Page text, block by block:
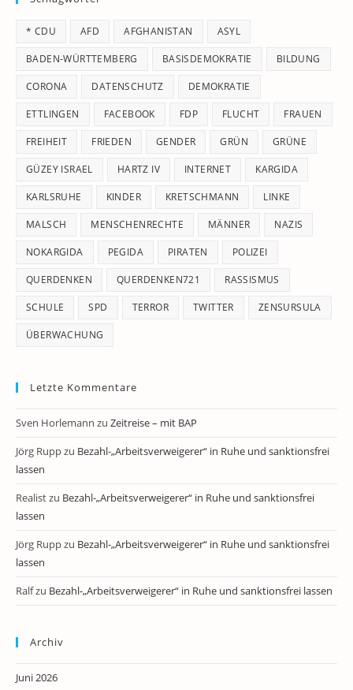
* CDU AFD AFGHANISTAN ASYL
BADEN-WÜRTTEMBERG BASISDEMOKRATIE BILDUNG
CORONA DATENSCHUTZ DEMOKRATIE
ETTLINGEN FACEBOOK FDP FLUCHT FRAUEN
FREIHEIT FRIEDEN GENDER GRÜN GRÜNE
GÜZEY ISRAEL HARTZ IV INTERNET KARGIDA
KARLSRUHE KINDER KRETSCHMANN LINKE
MALSCH MENSCHENRECHTE MÄNNER NAZIS
NOKARGIDA PEGIDA PIRATEN POLIZEI
QUERDENKEN QUERDENKEN721 RASSISMUS
SCHULE SPD TERROR TWITTER ZENSURSULA
ÜBERWACHUNG
Letzte Kommentare
Sven Horlemann zu Zeitreise – mit BAP
Jörg Ruppzu Bezahl-„Arbeitsverweigerer“ in Ruhe und sanktionsfrei
lassen
Realistzu Bezahl-„Arbeitsverweigerer“ in Ruhe und sanktionsfrei
lassen
Jörg Ruppzu Bezahl-„Arbeitsverweigerer“ in Ruhe und sanktionsfrei
lassen
Ralfzu Bezahl-„Arbeitsverweigerer“ in Ruhe und sanktionsfrei lassen
Archiv
Juni 2026